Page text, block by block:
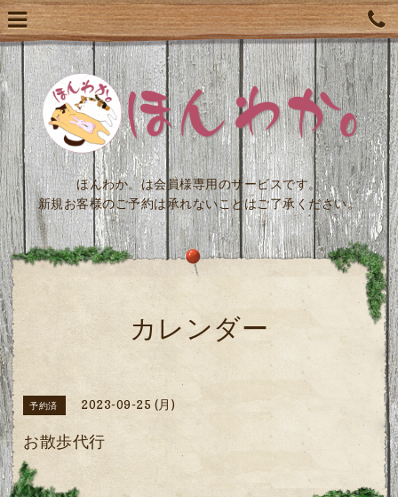
ほんわか。は会員様専用のサービスです。
新規お客様のご予約は承れないことはご了承ください。
カレンダー
予約済 2023-09-25 (月)
お散歩代行